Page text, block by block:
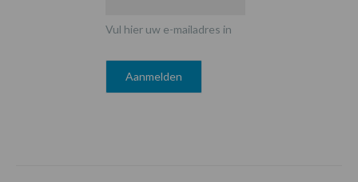
Vul hier uw e-mailadres in